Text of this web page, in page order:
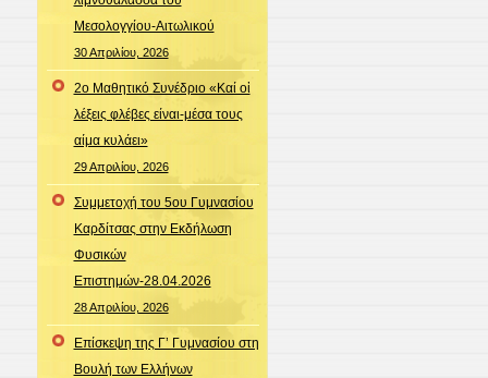
Μεσολογγίου-Αιτωλικού
30 Απριλίου, 2026
2ο Μαθητικό Συνέδριο «Καί οἱ
λέξεις φλέβες είναι-μέσα τους
αίμα κυλάει»
29 Απριλίου, 2026
Συμμετοχή του 5ου Γυμνασίου
Καρδίτσας στην Εκδήλωση
Φυσικών
Επιστημών-28.04.2026
28 Απριλίου, 2026
Επίσκεψη της Γ’ Γυμνασίου στη
Βουλή των Ελλήνων